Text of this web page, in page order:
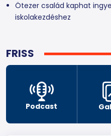
FRISS
Podcast
Ötezer család kaphat
iskolakezdéshez